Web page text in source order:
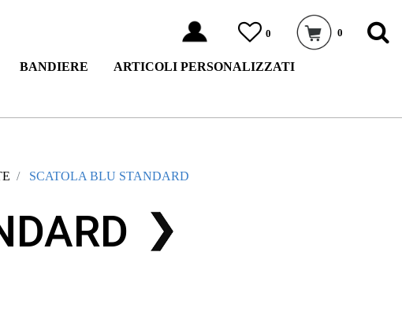
0 0
BANDIERE ARTICOLI PERSONALIZZATI
SCATOLA BLU STANDARD